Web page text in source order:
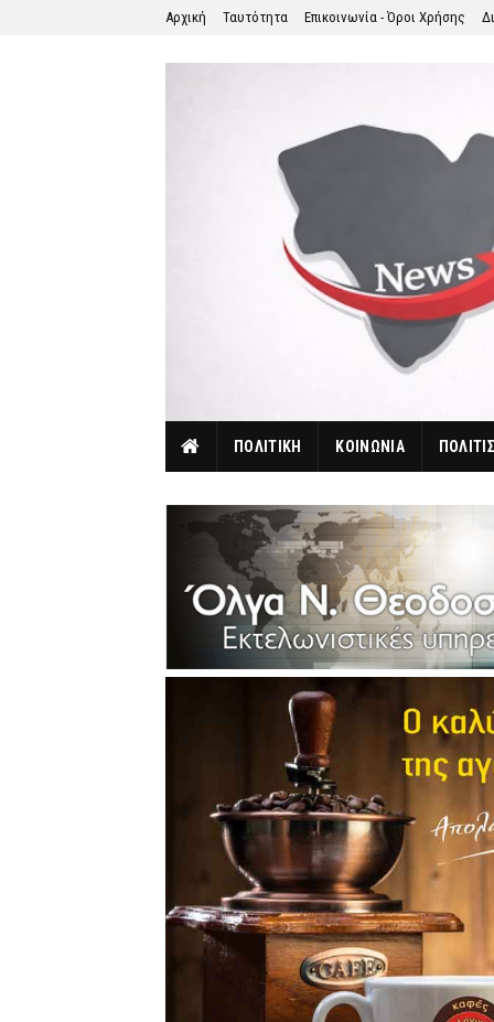
Αρχική Ταυτότητα Επικοινωνία - Όροι Χρήσης
ΠΟΛΙΤΙΚΗ ΚΟΙΝΩΝΙΑ